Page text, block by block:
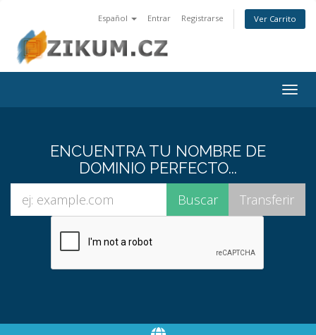
Español Entrar Registrarse Ver Carrito
ENCUENTRA TU NOMBRE DE
DOMINIO PERFECTO...